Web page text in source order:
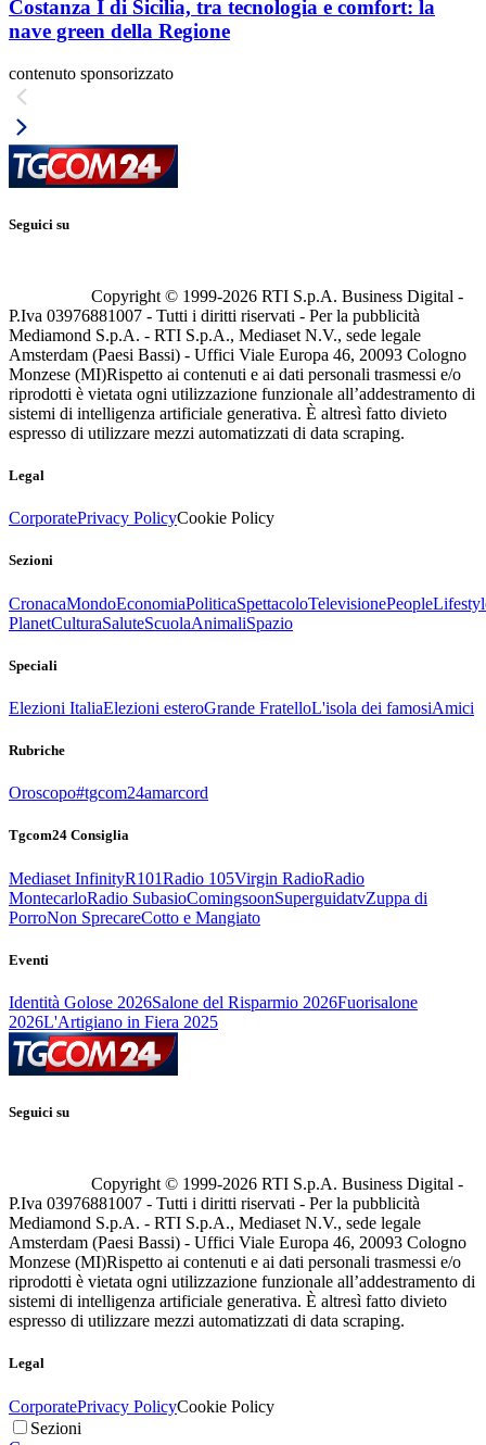
Costanza I di Sicilia, tra tecnologia e comfort: la
nave green della Regione
contenuto sponsorizzato
Seguici su
Copyright © 1999-2026 RTI S.p.A. Business Digital -
P.Iva 03976881007 - Tutti i diritti riservati - Per la pubblicità
Mediamond S.p.A. - RTI S.p.A., Mediaset N.V., sede legale
Amsterdam (Paesi Bassi) - Uffici Viale Europa 46, 20093 Cologno
Monzese (MI)Rispetto ai contenuti e ai dati personali trasmessi e/o
riprodotti è vietata ogni utilizzazione funzionale all’addestramento di
sistemi di intelligenza artificiale generativa. È altresì fatto divieto
espresso di utilizzare mezzi automatizzati di data scraping.
Legal
CorporatePrivacy PolicyCookie Policy
Sezioni
CronacaMondoEconomiaPoliticaSpettacoloTelevisionePeople
PlanetCulturaSaluteScuolaAnimaliSpazio
Speciali
Elezioni ItaliaElezioni esteroGrande FratelloL'isola dei famosiAmici
Rubriche
Oroscopo#tgcom24amarcord
Tgcom24 Consiglia
Mediaset InfinityR101Radio 105Virgin RadioRadio
MontecarloRadio SubasioComingsoonSuperguidatvZuppa di
PorroNon SprecareCotto e Mangiato
Eventi
Identità Golose 2026Salone del Risparmio 2026Fuorisalone
2026L'Artigiano in Fiera 2025
Seguici su
Copyright © 1999-2026 RTI S.p.A. Business Digital -
P.Iva 03976881007 - Tutti i diritti riservati - Per la pubblicità
Mediamond S.p.A. - RTI S.p.A., Mediaset N.V., sede legale
Amsterdam (Paesi Bassi) - Uffici Viale Europa 46, 20093 Cologno
Monzese (MI)Rispetto ai contenuti e ai dati personali trasmessi e/o
riprodotti è vietata ogni utilizzazione funzionale all’addestramento di
sistemi di intelligenza artificiale generativa. È altresì fatto divieto
espresso di utilizzare mezzi automatizzati di data scraping.
Legal
CorporatePrivacy PolicyCookie Policy
Sezioni